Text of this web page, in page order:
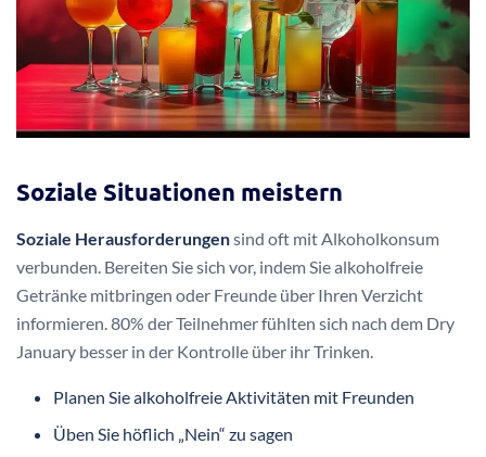
Soziale Situationen meistern
Soziale Herausforderungensind oft mit Alkoholkonsum
verbunden. Bereiten Sie sich vor, indem Sie alkoholfreie
Getränke mitbringen oder Freunde über Ihren Verzicht
informieren. 80% der Teilnehmer fühlten sich nach dem Dry
January besser in der Kontrolle über ihr Trinken.
Planen Sie alkoholfreie Aktivitäten mit Freunden
Üben Sie höflich „Nein“ zu sagen